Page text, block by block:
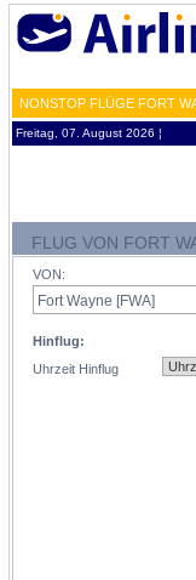
NONSTOP FLÜGE FORT
Freitag, 07. August 2026 ¦
FLUG VON FORT
VON:
Hinflug:
Uhrzeit Hinflug